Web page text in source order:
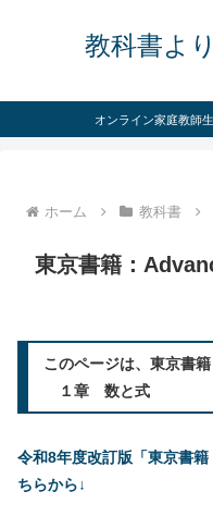
教科書よ
オンライン家庭教師
ホーム 教科書
東京書籍：
このページは、東京書
１章 数と式
令和8年度改訂版「東京書
ちらから↓